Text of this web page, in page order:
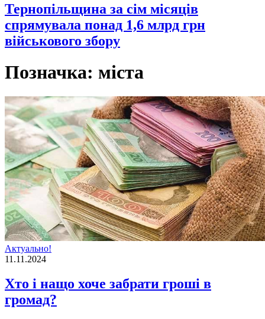
Тернопільщина за сім місяців
спрямувала понад 1,6 млрд грн
військового збору
Позначка: міста
Актуально!
11.11.2024
Хто і нащо хоче забрати гроші в
громад?